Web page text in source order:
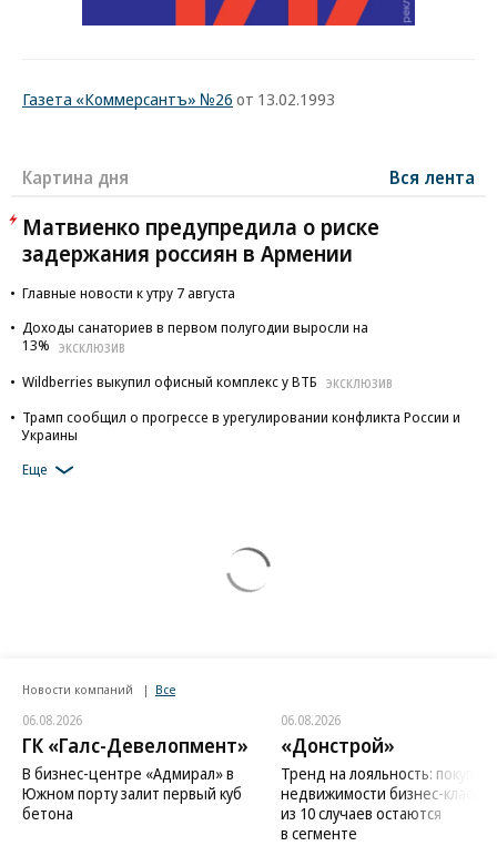
Газета «Коммерсантъ» №26 от 13.02.1993
Картина дня Вся лента
Матвиенко предупредила о риске
задержания россиян в Армении
Главные новости к утру 7 августа
Доходы санаториев в первом полугодии выросли на
13%
ЭКСКЛЮЗИВ
Wildberries выкупил офисный комплекс у ВТБ ЭКСКЛЮЗИВ
Трамп сообщил о прогрессе в урегулировании конфликта России и
Украины
Еще
Новости компаний Все
06.08.2026
ГК «Галс-Девелопмент»
В бизнес-центре «Адмирал» в
Южном порту залит первый куб
бетона
06.08.2026
«Донстрой»
Тренд на лояльность:
недвижимости бизнес-класса
из 10 случаев остаются
в сегменте